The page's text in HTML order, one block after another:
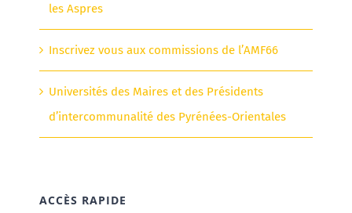
les Aspres
Inscrivez vous aux commissions de l’AMF66
Universités des Maires et des Présidents
d’intercommunalité des Pyrénées-Orientales
ACCÈS RAPIDE